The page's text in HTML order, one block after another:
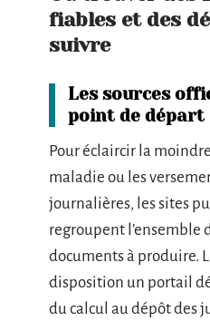
fiables et des
suivre
Les sources
point de départ
Pour éclaircir la
maladie ou les
journalières, les sites
regroupent l’ensemble
documents à produire.
disposition un portail
du calcul au dépôt des